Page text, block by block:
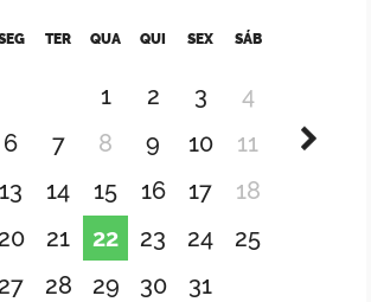
TER QUA QUI SEX SÁB
1 2 3
4
6 7 8 9 10
11
13 14 15 16 17
18
20 21 22 23 24
25
27 28 29 30 31